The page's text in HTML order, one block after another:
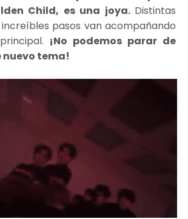
Child, es una joya. Distintas
pasos van acompañando
¡No podemos parar de
nuevo tema!